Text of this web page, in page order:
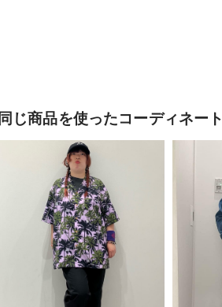
同じ商品を使ったコーディネート